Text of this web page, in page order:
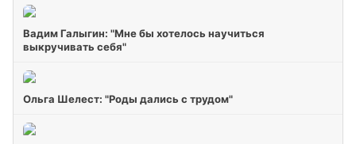
Вадим Галыгин: "Мне бы хотелось научиться
выкручивать себя"
Ольга Шелест: "Роды дались с трудом"